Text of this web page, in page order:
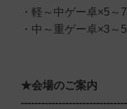
・軽～中ゲー卓×5
・中～重ゲー卓×3～
★会場のご案内